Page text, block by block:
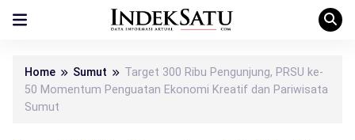
Home Sumut
Target 300 Ribu Pengunjung, PRSU ke-
50 Momentum Penguatan Ekonomi Kreatif dan Pariwisata
Sumut